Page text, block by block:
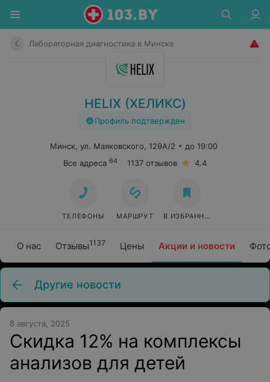
Лабораторная диагностика в Минске
HELIX (ХЕЛИКС)
Профиль подтвержден
О нас Отзывы1137 Цены Акции и новости
Минск, ул. Маяковского, 129А/2
до 19:00
Все адреса 64 1137 отзывов 4.4
ТЕЛЕФОНЫ МАРШРУТ В ИЗБРАННОЕ
Другие новости
8 августа, 2025
Скидка 12% на комплексы
анализов для детей